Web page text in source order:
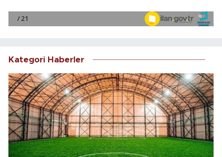
Kategori Haberler